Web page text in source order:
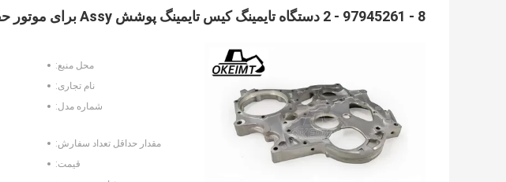
8 - 97945261 - 2 دستگاه تایمینگ کیس تایمینگ پوشش Assy برای موتور حفاری 4JJ1 - 2
محل منبع:
نام تجاری:
شماره مدل:
مقدار حداقل تعداد سفارش:
قیمت: